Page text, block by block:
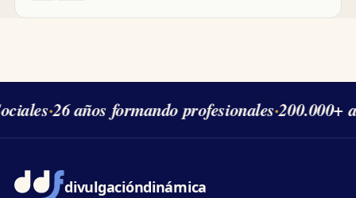
·26 años formando profesionales·200.000+
divulgacióndinámica